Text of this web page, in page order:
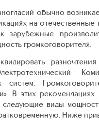
обычно
на
зарубежные
громкоговорителя.
систем.
В этих рекомендациях
следующие виды
Ниже